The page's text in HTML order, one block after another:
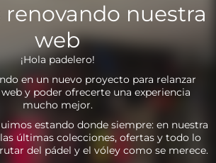
renovando nuestra
web
¡Hola padelero!
en un nuevo proyecto para relanzar
y poder ofrecerte una experiencia
mucho mejor.
estando donde siempre: en nuestra
últimas colecciones, ofertas y todo lo
del pádel y el vóley como se merece.